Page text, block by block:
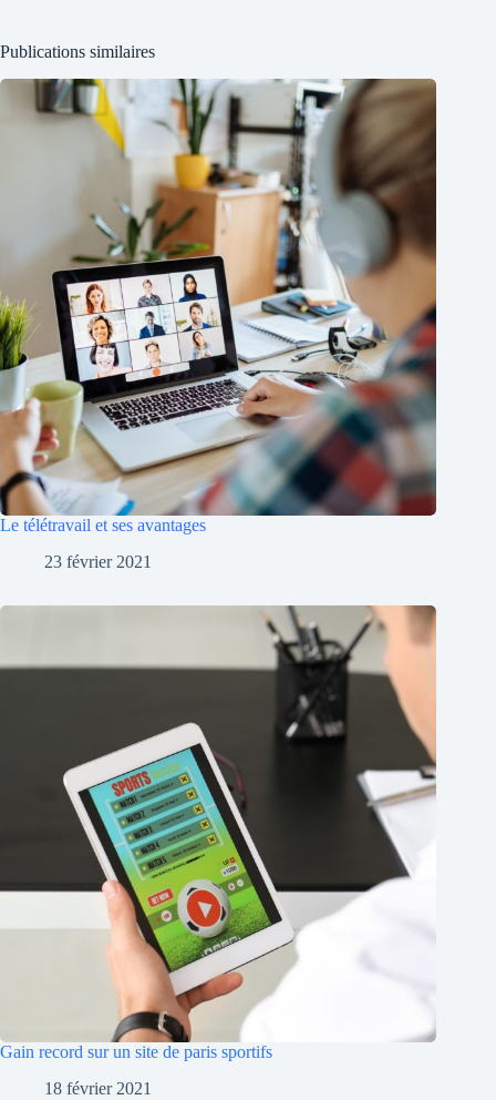
Publications similaires
Le télétravail et ses avantages
23 février 2021
Gain record sur un site de paris sportifs
18 février 2021